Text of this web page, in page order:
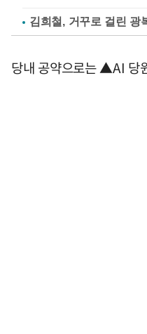
김희철, 거꾸로 걸린 광
당내 공약으로는 ▲AI 당